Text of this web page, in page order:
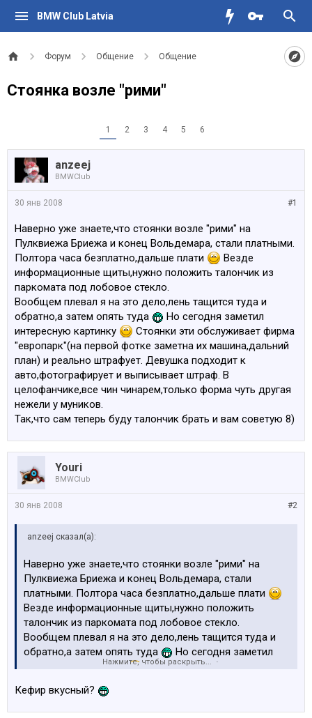
BMW Club Latvia
Форум Общение Общение
Стоянка возле "рими"
1 2 3 4 5 6
anzeej
BMWClub
#1
30 янв 2008
Наверно уже знаете,что стоянки возле "рими" на
Пулквиежа Бриежа и конец Вольдемара, стали платными.
Полтора часа безплатно,дальше плати
Везде
информационные щиты,нужно положить талончик из
паркомата под лобовое стекло.
Вообщем плевал я на это дело,лень тащится туда и
обратно,а затем опять туда
Но сегодня заметил
интересную картинку
Стоянки эти обслуживает фирма
"европарк"(на первой фотке заметна их машина,дальний
план) и реально штрафует. Девушка подходит к
авто,фотографирует и выписывает штраф. В
целофанчике,все чин чинарем,только форма чуть другая
нежели у муников.
Так,что сам теперь буду талончик брать и вам советую 8)
Youri
BMWClub
#2
30 янв 2008
anzeej сказал(а):
Наверно уже знаете,что стоянки возле "рими" на
Пулквиежа Бриежа и конец Вольдемара, стали
платными. Полтора часа безплатно,дальше плати
Везде информационные щиты,нужно положить
талончик из паркомата под лобовое стекло.
Вообщем плевал я на это дело,лень тащится туда и
обратно,а затем опять туда
Но сегодня заметил
интересную картинку
Стоянки эти обслуживает
машина,дальний план) и реально штрафует. Девушка
подходит к авто,фотографирует и выписывает штраф.
Нажмите, чтобы раскрыть...
Кефир вкусный?